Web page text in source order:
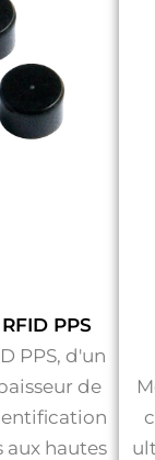
PPS
PPS, d'un
de
hautes